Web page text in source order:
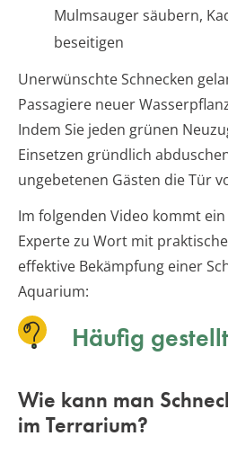
Mulmsauger säubern,
beseitigen
Unerwünschte Schnecken
Passagiere neuer
Indem Sie jeden grünen
Einsetzen gründlich
ungebetenen Gästen die Tür
Im folgenden Video kommt
Experte zu Wort mit
effektive Bekämpfung einer
Aquarium:
Häufig
Wie kann man
im Terrarium?